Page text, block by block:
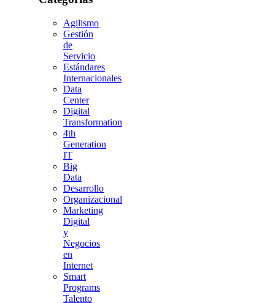
Agilismo
Gestión
de
Servicio
Estándares
Internacionales
Data
Center
Digital
Transformation
4th
Generation
IT
Big
Data
Desarrollo
Organizacional
Marketing
Digital
y
Negocios
en
Internet
Smart
Programs
Talento